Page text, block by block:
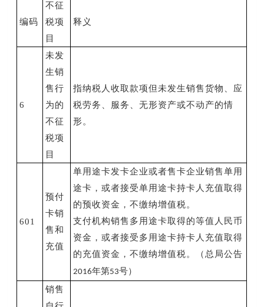
编码
不征
税项
目
释义
6
未发
生销
售行
为的
不征
税项
目
指纳税人收取款项但未发生销售货物、应
税劳务、服务、无形资产或不动产的情
形。
601
预付
卡销
售和
充值
单用途卡发卡企业或者售卡企业销售单用
途卡，或者接受单用途卡持卡人充值取得
的预收资金，不缴纳增值税。
支付机构销售多用途卡取得的等值人民币
资金，或者接受多用途卡持卡人充值取得
的充值资金，不缴纳增值税。（总局公告
2016年第53号）
销售